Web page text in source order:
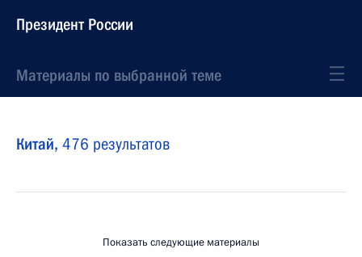
Президент России
Материалы по выбранной теме
Китай, 476 результатов
Показать следующие материалы